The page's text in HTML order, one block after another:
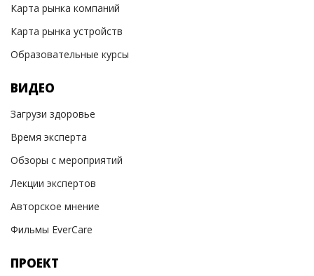
Карта рынка компаний
Карта рынка устройств
Образовательные курсы
ВИДЕО
Загрузи здоровье
Время эксперта
Обзоры с мероприятий
Лекции экспертов
Авторское мнение
Фильмы EverCare
ПРОЕКТ